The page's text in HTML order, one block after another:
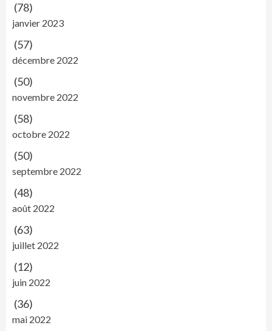
(78)
janvier 2023
(57)
décembre 2022
(50)
novembre 2022
(58)
octobre 2022
(50)
septembre 2022
(48)
août 2022
(63)
juillet 2022
(12)
juin 2022
(36)
mai 2022